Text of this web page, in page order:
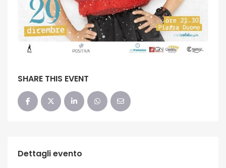
SHARE THIS EVENT
Dettagli evento